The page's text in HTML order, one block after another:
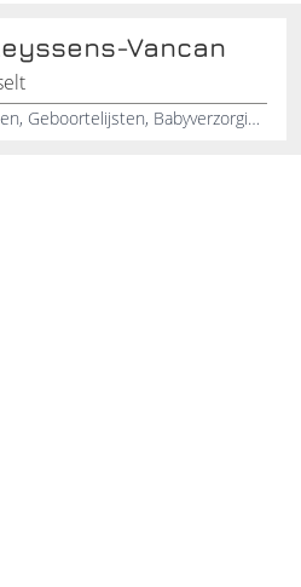
Vancan
Kinderwagens, Babymeubelen, Geboortelijsten, Babyverzorging, Speelgoed